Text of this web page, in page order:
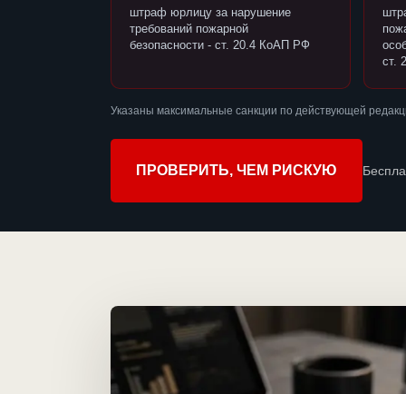
штраф юрлицу за нарушение
требований пожарной
безопасности - ст. 20.4 КоАП РФ
ст.
Указаны максимальные санкции по действующей
ПРОВЕРИТЬ, ЧЕМ РИСКУЮ